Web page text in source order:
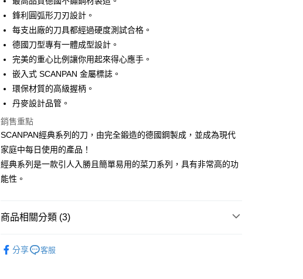
華南商業銀行
國泰世華商業銀行
兆豐國際商業銀行
臺灣中小企業銀行
匯豐（台灣）商業銀行
華泰商業銀行
聯邦商業銀行
元大商業銀行
台新國際商業銀行
台灣樂天信用卡公司
街口支付
ATM付款
運送方式
新竹貨運
每筆NT$150，滿NT$4,000(含以上)免運費
鋒利圓弧形刀刃設計。
每支出廠的刀具都經過硬度測試合格。
德國刀型專有一體成型設計。
完美的重心比例讓你用起來得心應手。
嵌入式 SCANPAN 金屬標誌。
環保材質的高級握柄。
丹麥設計品管。
銷售重點
SCANPAN經典系列的刀，由完全鍛造的德國鋼製成，並成為現代
家庭中每日使用的產品！
經典系列是一款引人入勝且簡單易用的菜刀系列，具有非常高的功
能性。
商品相關分類 (3)
分享 客服